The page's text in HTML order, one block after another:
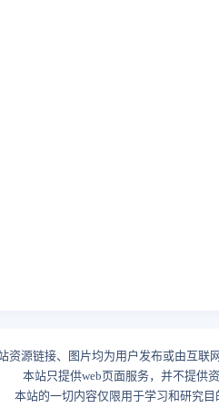
资源链接、图片均为用户发布或由互联
本站只提供web页面服务，并不提供
本站的一切内容仅限用于学习和研究目